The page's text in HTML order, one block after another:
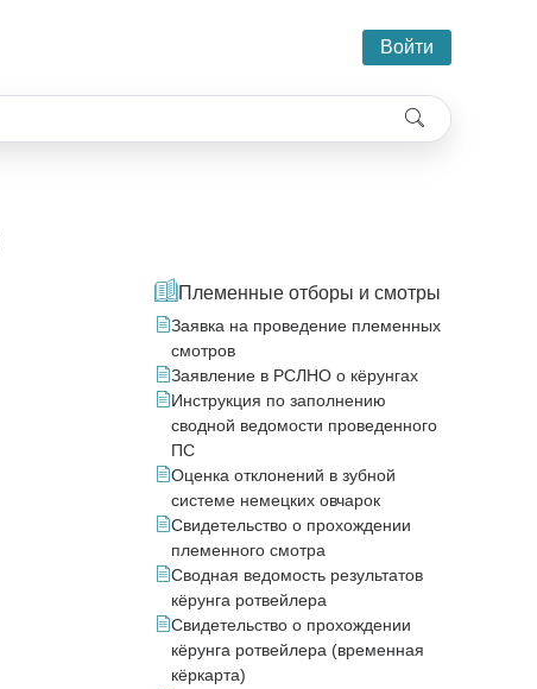
Войти
Племенные отборы и смотры
Заявка на проведение племенных
смотров
Заявление в РСЛНО о кёрунгах
Инструкция по заполнению
сводной ведомости проведенного
ПС
Оценка отклонений в зубной
системе немецких овчарок
Свидетельство о прохождении
племенного смотра
Сводная ведомость результатов
кёрунга ротвейлера
Свидетельство о прохождении
кёрунга ротвейлера (временная
кёркарта)